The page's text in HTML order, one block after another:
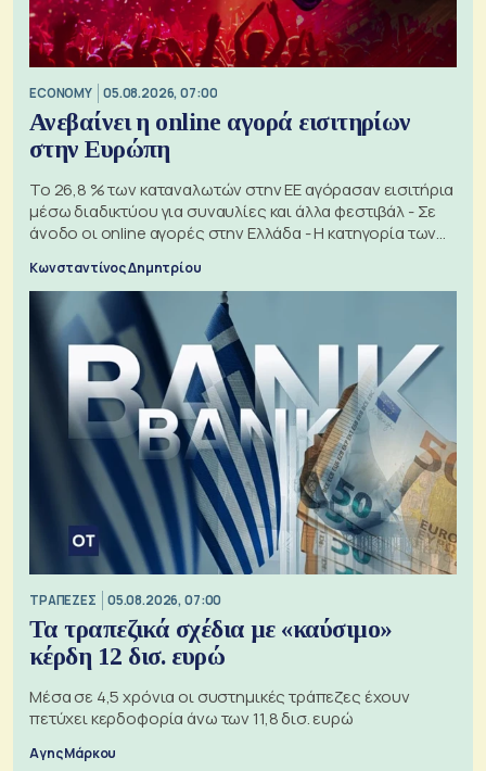
ECONOMY 05.08.2026, 07:00
Ανεβαίνει η online αγορά εισιτηρίων
στην Ευρώπη
Το 26,8 % των καταναλωτών στην ΕΕ αγόρασαν εισιτήρια
μέσω διαδικτύου για συναυλίες και άλλα φεστιβάλ - Σε
άνοδο οι online αγορές στην Ελλάδα - Η κατηγορία των
Κωνσταντίνος Δημητρίου
ΤΡΑΠΕΖΕΣ 05.08.2026, 07:00
Τα τραπεζικά σχέδια με «καύσιμο»
κέρδη 12 δισ. ευρώ
Μέσα σε 4,5 χρόνια οι συστημικές τράπεζες έχουν
πετύχει κερδοφορία άνω των 11,8 δισ. ευρώ
Αγης Μάρκου